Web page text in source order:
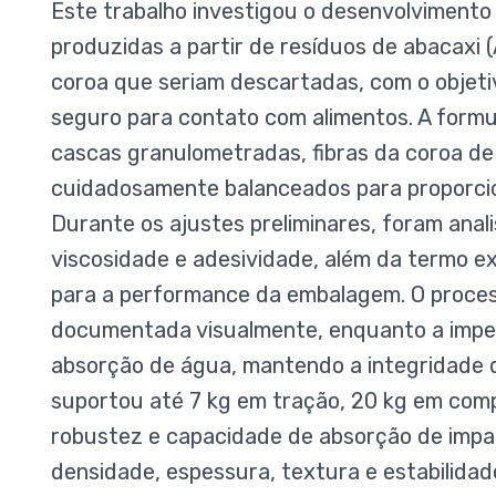
Este trabalho investigou o
produzidas a partir de resíduos de abacaxi
coroa que seriam descartadas, com o
seguro para contato com alimentos. A
cascas granulometradas, fibras da coroa
cuidadosamente balanceados para
Durante os ajustes preliminares, foram
viscosidade e adesividade, além da termo
para a performance da embalagem. O
documentada visualmente, enquanto a
absorção de água, mantendo a integridade
suportou até 7 kg em tração, 20 kg em
robustez e capacidade de absorção de
densidade, espessura, textura e